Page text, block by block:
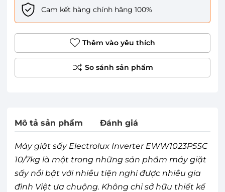
Cam kết hàng chính hãng 100%
Thêm vào yêu thích
Mô tả sản phẩm Đánh giá
Máy giặt sấy Electrolux Inverter EWW1023P5SC
10/7kg là một trong những sản phẩm máy giặt
sấy nổi bật với nhiều tiện nghi được nhiều gia
đình Việt ưa chuộng. Không chỉ sở hữu thiết kế